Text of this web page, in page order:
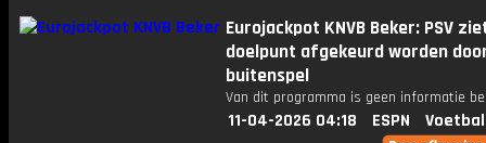
Eurojackpot KNVB Beker: PSV
doelpunt afgekeurd worden
buitenspel
Van dit programma is geen informatie
11-04-2026 04:18 ESPN